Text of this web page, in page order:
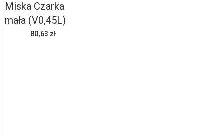
Miska Czarka
mała (V0,45L)
80,63 zł